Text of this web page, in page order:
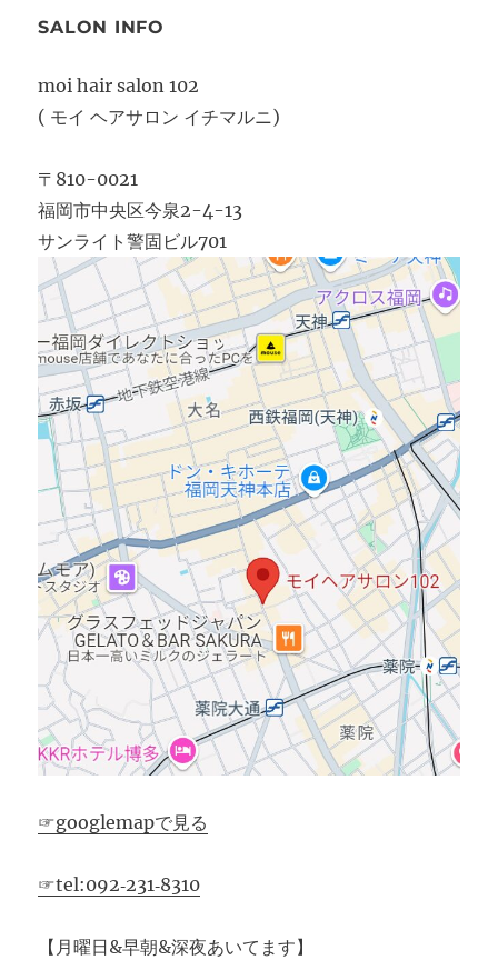
SALON INFO
moi hair salon 102
( モイ ヘアサロン イチマルニ)
〒810-0021
福岡市中央区今泉2-4-13
サンライト警固ビル701
☞googlemapで見る
☞tel:092‐231‐8310
【月曜日&早朝&深夜あいてます】